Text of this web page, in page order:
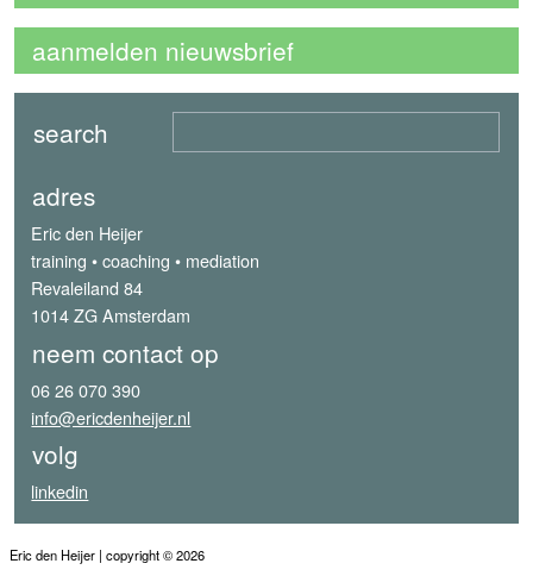
aanmelden nieuwsbrief
adres
Eric den Heijer
training • coaching • mediation
Revaleiland 84
1014 ZG Amsterdam
neem contact op
06 26 070 390
info@ericdenheijer.nl
volg
linkedin
Eric den Heijer | copyright © 2026